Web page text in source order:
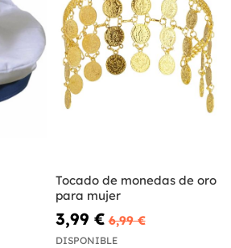
Tocado de monedas de oro
para mujer
3,99 € 6,99 €
DISPONIBLE